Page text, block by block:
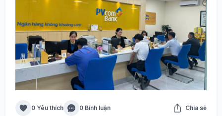
0 Yêu thích 0 Bình luận Chia sẻ